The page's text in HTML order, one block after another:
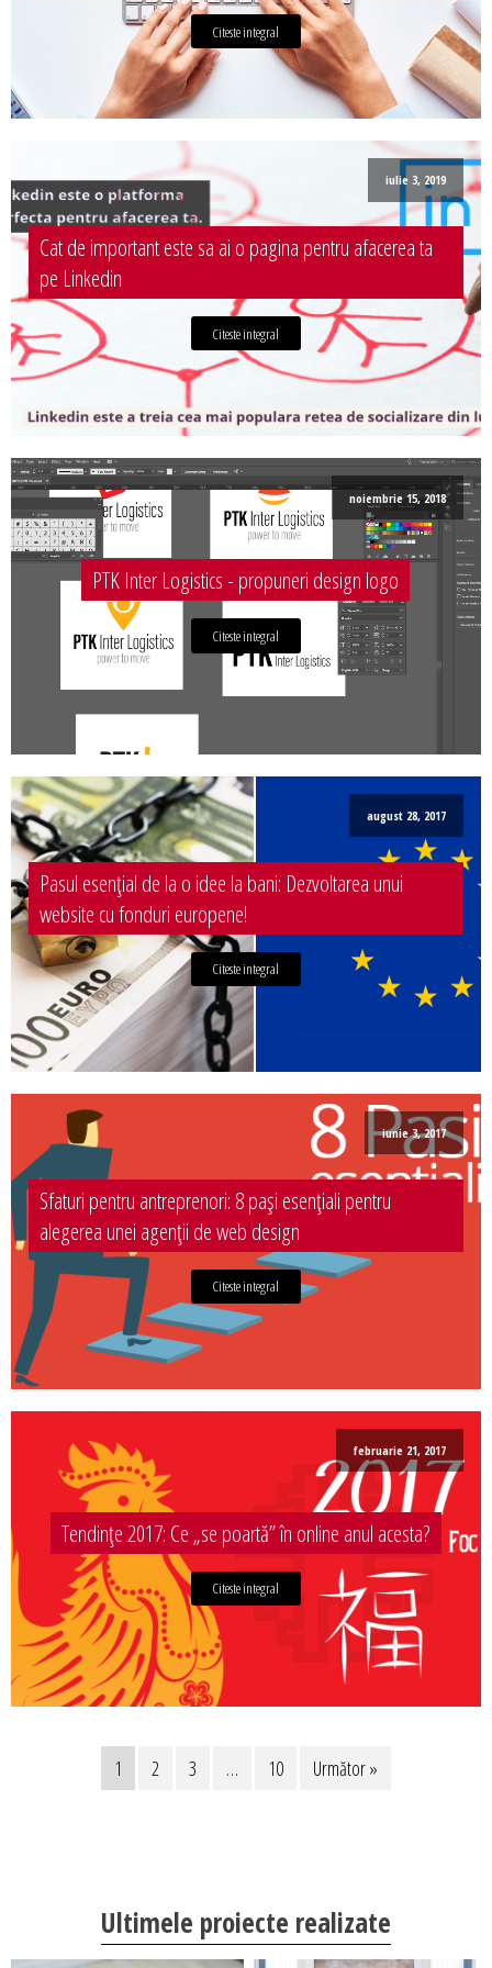
Citeste integral
iulie 3, 2019
Cat de important este sa ai o pagina pentru afacerea ta
pe Linkedin
Citeste integral
noiembrie 15, 2018
PTK Inter Logistics - propuneri design logo
Citeste integral
august 28, 2017
Pasul esențial de la o idee la bani: Dezvoltarea unui
website cu fonduri europene!
Citeste integral
iunie 3, 2017
Sfaturi pentru antreprenori: 8 pași esențiali pentru
alegerea unei agenții de web design
Citeste integral
februarie 21, 2017
Tendințe 2017: Ce „se poartă” în online anul acesta?
Citeste integral
1 2 3 … 10 Următor »
Ultimele proiecte realizate